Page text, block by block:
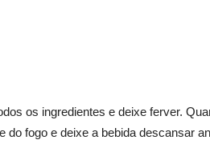
os ingredientes e deixe ferver.
do fogo e deixe a bebida descansar